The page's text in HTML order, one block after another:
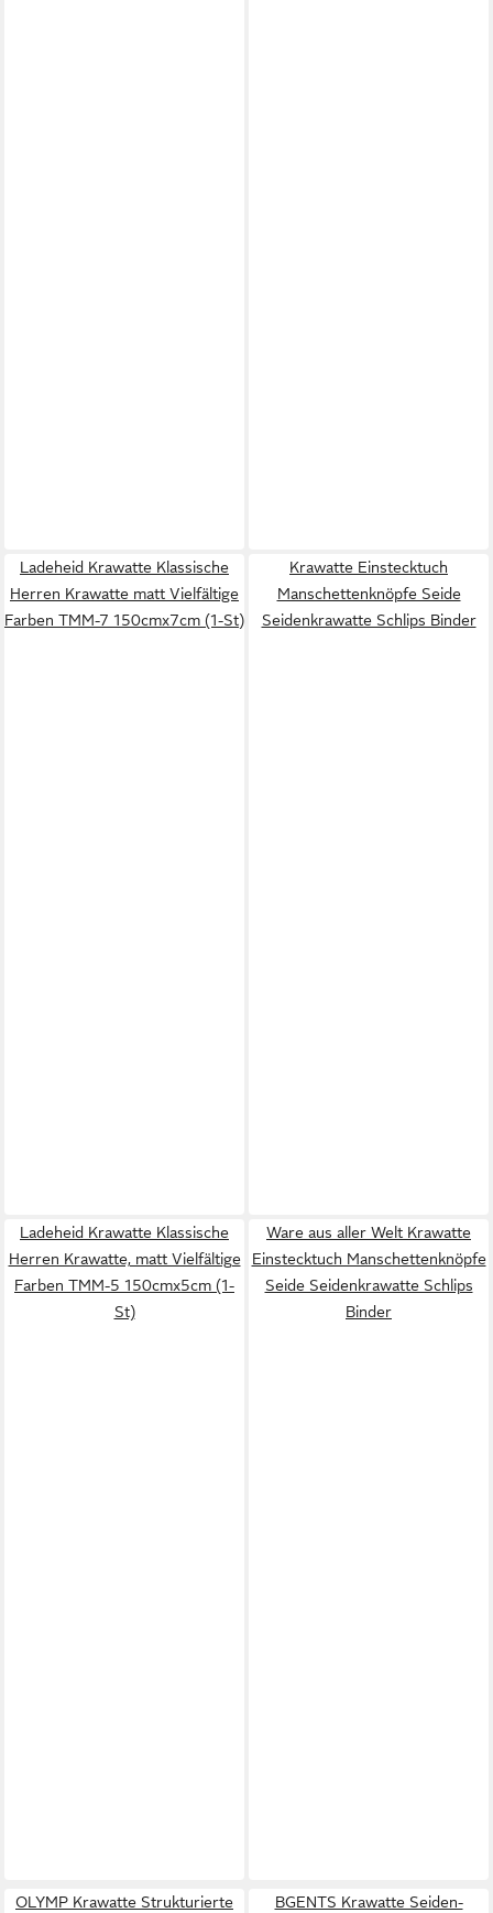
Ladeheid Krawatte Klassische
Herren Krawatte matt Vielfältige
Farben TMM-7 150cmx7cm (1-St)
Krawatte Einstecktuch
Manschettenknöpfe Seide
Seidenkrawatte Schlips Binder
Ladeheid Krawatte Klassische
Herren Krawatte, matt Vielfältige
Farben TMM-5 150cmx5cm (1-
St)
Ware aus aller Welt Krawatte
Einstecktuch Manschettenknöpfe
Seide Seidenkrawatte Schlips
Binder
OLYMP Krawatte Strukturierte
BGENTS Krawatte Seiden-